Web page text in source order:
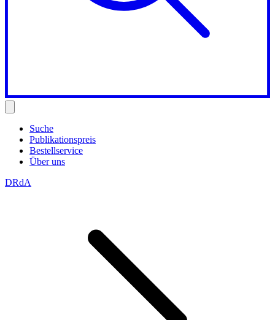
Suche
Publikationspreis
Bestellservice
Über uns
DRdA